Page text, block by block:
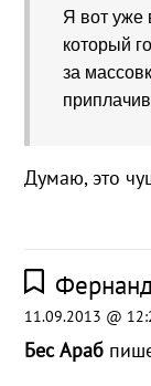
Я вот уже
который
за
Думаю, это
11.09.2013 @
Бес Араб